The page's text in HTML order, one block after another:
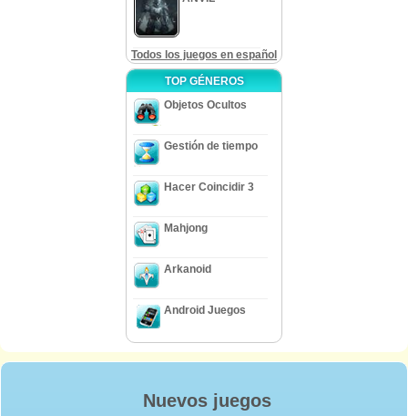
Todos los juegos en español
TOP GÉNEROS
Objetos Ocultos
Gestión de tiempo
Hacer Coincidir 3
Mahjong
Arkanoid
Android Juegos
Nuevos juegos